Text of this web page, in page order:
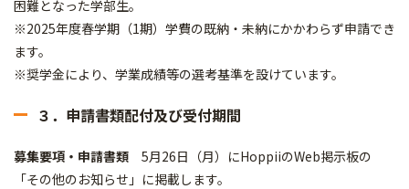
困難となった学部生。
※2025年度春学期（1期）学費の既納・未納にかかわらず申請でき
ます。
※奨学金により、学業成績等の選考基準を設けています。
３．申請書類配付及び受付期間
募集要項・申請書類 5月26日（月）にHoppiiのWeb掲示板の
「その他のお知らせ」に掲載します。